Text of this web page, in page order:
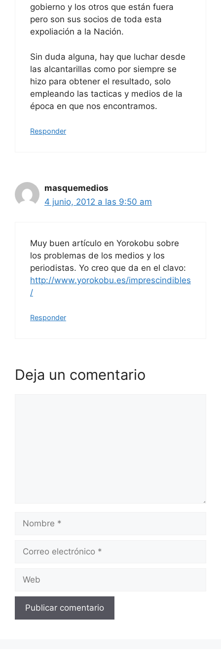
gobierno y los otros que están fuera
pero son sus socios de toda esta
expoliación a la Nación.
Sin duda alguna, hay que luchar desde
las alcantarillas como por siempre se
hizo para obtener el resultado, solo
empleando las tacticas y medios de la
época en que nos encontramos.
Responder
masquemedios
4 junio, 2012 a las 9:50 am
Muy buen artículo en Yorokobu sobre
los problemas de los medios y los
periodistas. Yo creo que da en el clavo:
http://www.yorokobu.es/imprescindibles
/
Responder
Deja un comentario
electrónico